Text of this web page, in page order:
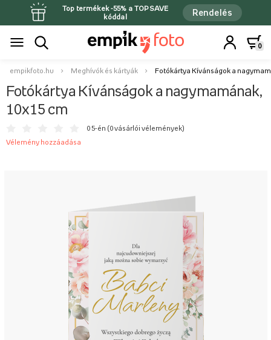
Top termékek -55% a TOPSAVE
kóddal
Rendelés
0
empikfoto.hu Meghívók és kártyák Fotókártya Kívánságok a
Fotókártya Kívánságok a nagymamának,
10x15 cm
0 5-én (0 vásárlói vélemények)
Vélemény hozzáadása